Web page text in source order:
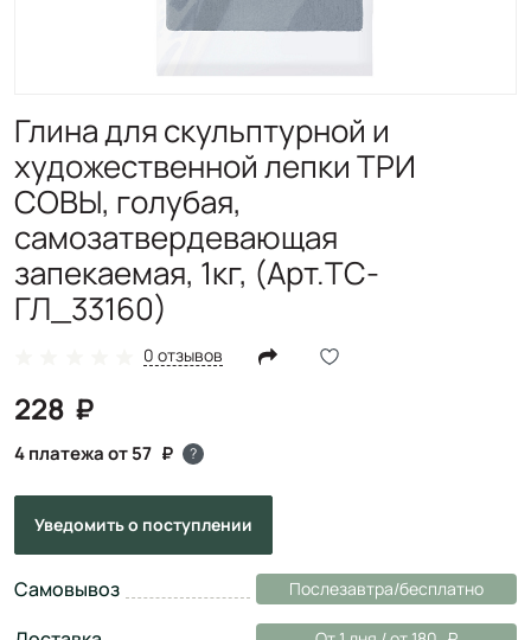
Глина для скульптурной и
художественной лепки ТРИ
СОВЫ, голубая,
самозатвердевающая
запекаемая, 1кг, (Арт.ТС-
ГЛ_33160)
0 отзывов
228
4 платежа от 57 ?
Уведомитьо поступлении
Самовывоз Послезавтра/бесплатно